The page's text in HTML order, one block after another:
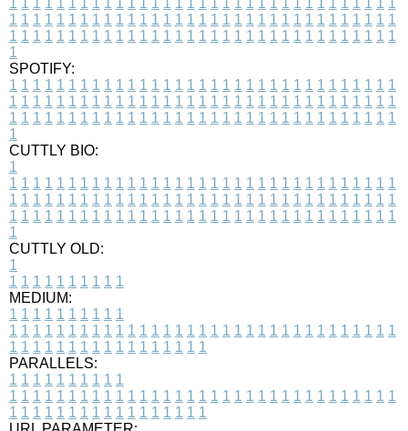
1 1 1 1 1 1 1 1 1 1 1 1 1 1 1 1 1 1 1 1 1 1 1 1 1 1 1 1 1 1 1 1 1
1 1 1 1 1 1 1 1 1 1 1 1 1 1 1 1 1 1 1 1 1 1 1 1 1 1 1 1 1 1 1 1 1
1
SPOTIFY:
1 1 1 1 1 1 1 1 1 1 1 1 1 1 1 1 1 1 1 1 1 1 1 1 1 1 1 1 1 1 1 1 1
1 1 1 1 1 1 1 1 1 1 1 1 1 1 1 1 1 1 1 1 1 1 1 1 1 1 1 1 1 1 1 1 1
1 1 1 1 1 1 1 1 1 1 1 1 1 1 1 1 1 1 1 1 1 1 1 1 1 1 1 1 1 1 1 1 1
1
CUTTLY BIO:
1
1 1 1 1 1 1 1 1 1 1 1 1 1 1 1 1 1 1 1 1 1 1 1 1 1 1 1 1 1 1 1 1 1
1 1 1 1 1 1 1 1 1 1 1 1 1 1 1 1 1 1 1 1 1 1 1 1 1 1 1 1 1 1 1 1 1
1 1 1 1 1 1 1 1 1 1 1 1 1 1 1 1 1 1 1 1 1 1 1 1 1 1 1 1 1 1 1 1 1
1
CUTTLY OLD:
1
1 1 1 1 1 1 1 1 1 1
MEDIUM:
1 1 1 1 1 1 1 1 1 1
1 1 1 1 1 1 1 1 1 1 1 1 1 1 1 1 1 1 1 1 1 1 1 1 1 1 1 1 1 1 1 1 1
1 1 1 1 1 1 1 1 1 1 1 1 1 1 1 1 1
PARALLELS:
1 1 1 1 1 1 1 1 1 1
1 1 1 1 1 1 1 1 1 1 1 1 1 1 1 1 1 1 1 1 1 1 1 1 1 1 1 1 1 1 1 1 1
1 1 1 1 1 1 1 1 1 1 1 1 1 1 1 1 1